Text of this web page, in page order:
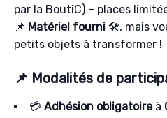
par la BoutiC) – places
📌 Matériel fourni 🛠️, mais
petits objets à transformer !
📌 Modalités de
💳 Adhésion obligatoireà